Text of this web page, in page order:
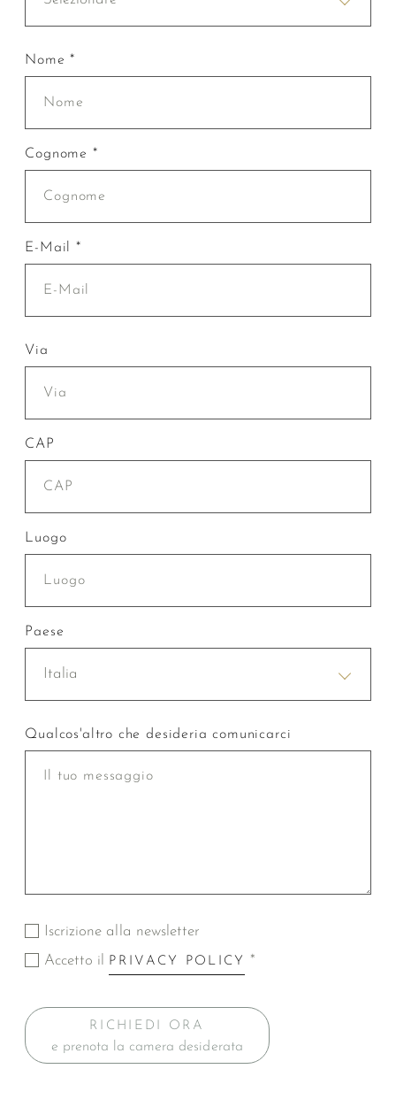
Nome *
Cognome *
E-Mail *
Via
CAP
Luogo
Paese
Italia
Qualcos'altro che desideria comunicarci
Iscrizione alla newsletter
Accetto il
PRIVACY POLICY *
RICHIEDI ORA
e prenota la camera desiderata